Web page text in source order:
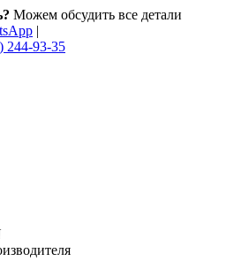
Можем обсудить все детали
|
244-93-35